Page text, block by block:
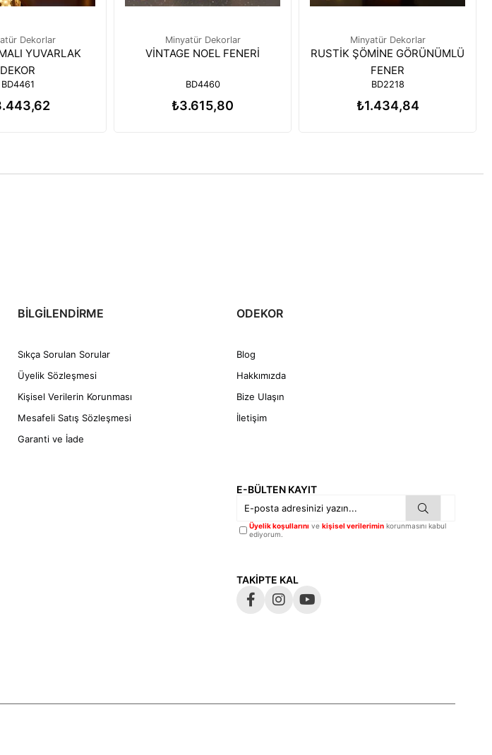
Dekorlar
YUVARLAK
DEKOR
BD4461
Minyatür Dekorlar
VİNTAGE NOEL FENERİ
BD4460
₺3.615,80
Minyatür Dekorlar
RUSTİK ŞÖMİNE GÖRÜNÜMLÜ
FENER
BD2218
₺1.434,84
BİLGİLENDİRME
Sıkça Sorulan Sorular
Üyelik Sözleşmesi
Kişisel Verilerin Korunması
Mesafeli Satış Sözleşmesi
Garanti ve İade
ODEKOR
Blog
Hakkımızda
Bize Ulaşın
İletişim
E-BÜLTEN KAYIT
Üyelik koşullarını vekişisel verilerimin korunmasını kabul
ediyorum.
TAKİPTE KAL